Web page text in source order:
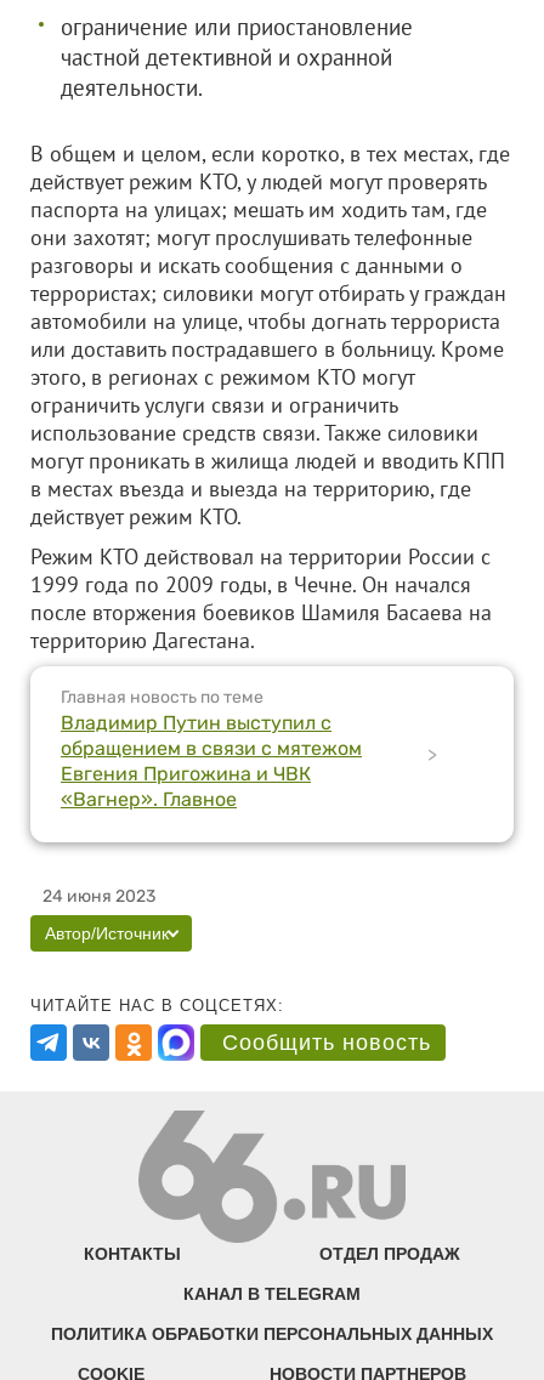
ограничение или приостановление
частной детективной и охранной
деятельности.
В общем и целом, если коротко, в тех местах, где
действует режим КТО, у людей могут проверять
паспорта на улицах; мешать им ходить там, где
они захотят; могут прослушивать телефонные
разговоры и искать сообщения с данными о
террористах; силовики могут отбирать у граждан
автомобили на улице, чтобы догнать террориста
или доставить пострадавшего в больницу. Кроме
этого, в регионах с режимом КТО могут
ограничить услуги связи и ограничить
использование средств связи. Также силовики
могут проникать в жилища людей и вводить КПП
в местах въезда и выезда на территорию, где
действует режим КТО.
Режим КТО действовал на территории России с
1999 года по 2009 годы, в Чечне. Он начался
после вторжения боевиков Шамиля Басаева на
территорию Дагестана.
Главная новость по теме
Владимир Путин выступил с
обращением в связи с мятежом
Евгения Пригожина и ЧВК
«Вагнер». Главное
>
24 июня 2023
Автор/Источник
ЧИТАЙТЕ НАС В СОЦСЕТЯХ:
Сообщить новость
КОНТАКТЫ ОТДЕЛ ПРОДАЖ
КАНАЛ В TELEGRAM
ПОЛИТИКА ОБРАБОТКИ ПЕРСОНАЛЬНЫХ ДАННЫХ
COOKIE НОВОСТИ ПАРТНЕРОВ